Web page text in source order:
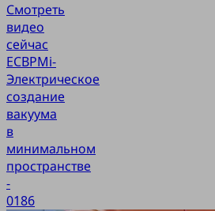
Смотреть
видео
сейчас
ECBPMi-
Электрическое
создание
вакуума
в
минимальном
пространстве
-
0186